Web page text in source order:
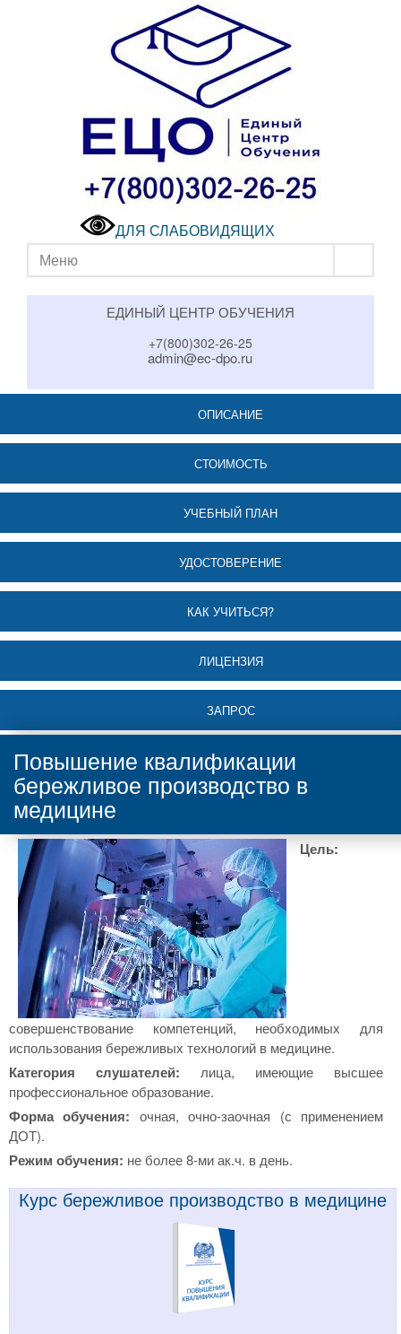
ДЛЯ СЛАБОВИДЯЩИХ
Меню
ЕДИНЫЙ ЦЕНТР ОБУЧЕНИЯ
+7(800)302-26-25
admin@ec-dpo.ru
ОПИСАНИЕ
СТОИМОСТЬ
УЧЕБНЫЙ ПЛАН
УДОСТОВЕРЕНИЕ
КАК УЧИТЬСЯ?
ЛИЦЕНЗИЯ
ЗАПРОС
Повышение квалификации
бережливое производство в
медицине
Цель:
совершенствование компетенций, необходимых для
использования бережливых технологий в медицине.
Категория слушателей: лица, имеющие высшее
профессиональное образование.
Форма обучения: очная, очно-заочная (с применением
ДОТ).
Режим обучения: не более 8-ми ак.ч. в день.
Курс бережливое производство в медицине